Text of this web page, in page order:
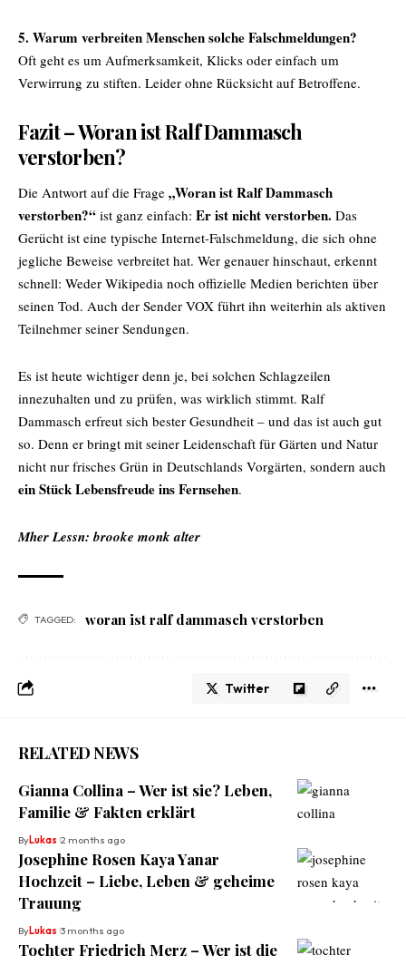
5. Warum verbreiten Menschen solche Falschmeldungen?
Oft geht es um Aufmerksamkeit, Klicks oder einfach um
Verwirrung zu stiften. Leider ohne Rücksicht auf Betroffene.
Fazit – Woran ist Ralf Dammasch
verstorben?
Die Antwort auf die Frage „Woran ist Ralf Dammasch
verstorben?“ ist ganz einfach: Er ist nicht verstorben. Das
Gerücht ist eine typische Internet-Falschmeldung, die sich ohne
jegliche Beweise verbreitet hat. Wer genauer hinschaut, erkennt
schnell: Weder Wikipedia noch offizielle Medien berichten über
seinen Tod. Auch der Sender VOX führt ihn weiterhin als aktiven
Teilnehmer seiner Sendungen.
Es ist heute wichtiger denn je, bei solchen Schlagzeilen
innezuhalten und zu prüfen, was wirklich stimmt. Ralf
Dammasch erfreut sich bester Gesundheit – und das ist auch gut
so. Denn er bringt mit seiner Leidenschaft für Gärten und Natur
nicht nur frisches Grün in Deutschlands Vorgärten, sondern auch
ein Stück Lebensfreude ins Fernsehen.
Mher Lessn: brooke monk alter
TAGGED: woran ist ralf dammasch verstorben
Twitter
RELATED NEWS
Gianna Collina – Wer ist sie? Leben,
Familie & Fakten erklärt
ByLukas 2 months ago
Josephine Rosen Kaya Yanar
Hochzeit – Liebe, Leben & geheime
Trauung
ByLukas 3 months ago
Tochter Friedrich Merz – Wer ist die